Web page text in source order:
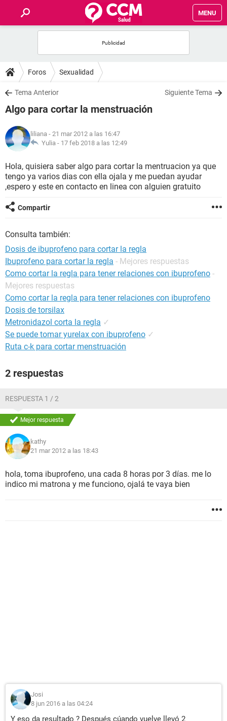
MENU
FOROS
SALUD
FAMILIA
NUTRICIÓN
BIENESTAR
Foros Sexualidad
Tema Anterior Siguiente Tema
Algo para cortar la menstruación
liliana - 21 mar 2012 a las 16:47
Yulia - 17 feb 2018 a las 12:49
Hola, quisiera saber algo para cortar la mentruacion ya que
tengo ya varios dias con ella ojala y me puedan ayudar
,espero y este en contacto en linea con alguien gratuito
Compartir
Consulta también:
Dosis de ibuprofeno para cortar la regla
Ibuprofeno para cortar la regla - Mejores respuestas
Como cortar la regla para tener relaciones con ibuprofeno -
Mejores respuestas
Como cortar la regla para tener relaciones con ibuprofeno
Dosis de torsilax
Metronidazol corta la regla ✓
Se puede tomar yurelax con ibuprofeno ✓
Ruta c-k para cortar menstruación
2 respuestas
RESPUESTA 1 / 2
Mejor respuesta
kathy
21 mar 2012 a las 18:43
hola, toma ibuprofeno, una cada 8 horas por 3 días. me lo
indico mi matrona y me funciono, ojalá te vaya bien
Josi
8 jun 2016 a las 04:24
Y eso da resultado ? Después cúando vuelve llevó 2